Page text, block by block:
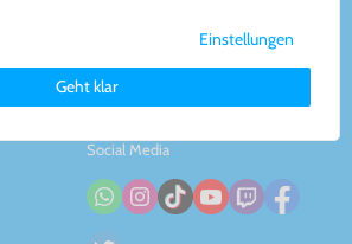
Social Media
zu den von uns verwendeten Cookies und
Nutzer findest Du in unsererDaten­schutz­
Impressum.
Einstellungen
Geht klar